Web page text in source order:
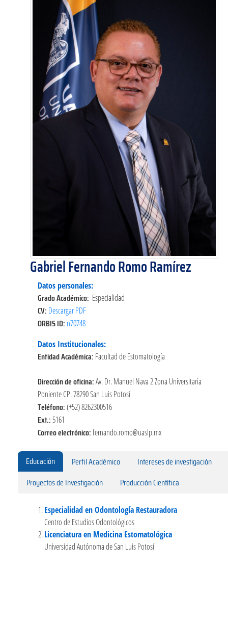
Gabriel Fernando Romo Ramírez
Datos personales:
Grado Académico: Especialidad
CV: Descargar PDF
ORBIS ID: n70748
Datos Institucionales:
Entidad Académica: Facultad de Estomatología
Dirección de oficina:Av. Dr. Manuel Nava 2 Zona Universitaria
Poniente CP. 78290 San Luis Potosí
Teléfono:(+52) 8262300516
Ext.:5161
Correo electrónico:fernando.romo@uaslp.mx
Educación Perfil Académico
Intereses de investigación
Proyectos de Investigación
Producción Científica
Especialidad en Odontología Restauradora
Centro de Estudios Odontológicos
Licenciatura en Medicina Estomatológica
Universidad Autónoma de San Luis Potosí